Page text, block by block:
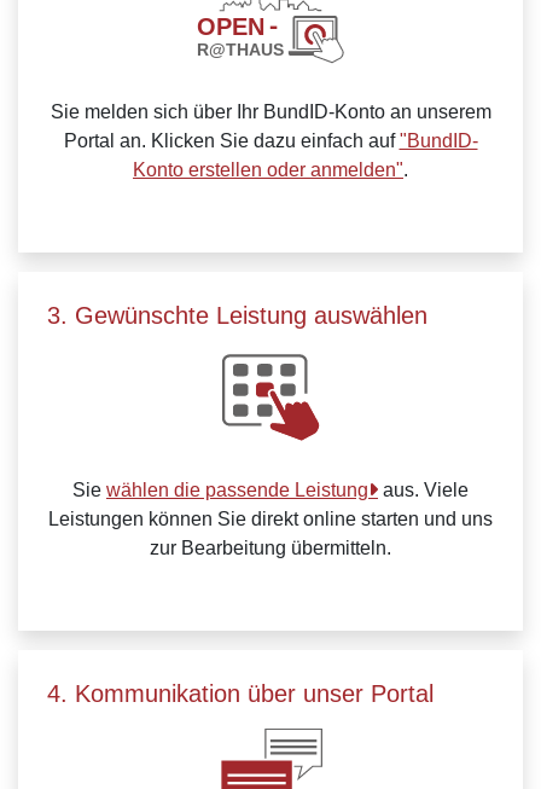
Sie melden sich über Ihr BundID-Konto an unserem
Portal an. Klicken Sie dazu einfach auf"BundID-
Konto erstellen oder anmelden".
3. Gewünschte Leistung auswählen
Sie wählen die passende Leistung
aus. Viele
Leistungen können Sie direkt online starten und uns
zur Bearbeitung übermitteln.
4. Kommunikation über unser Portal